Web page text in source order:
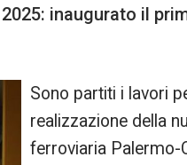
inaugurato il
Sono partiti i lavori
realizzazione della
ferroviaria Palermo-